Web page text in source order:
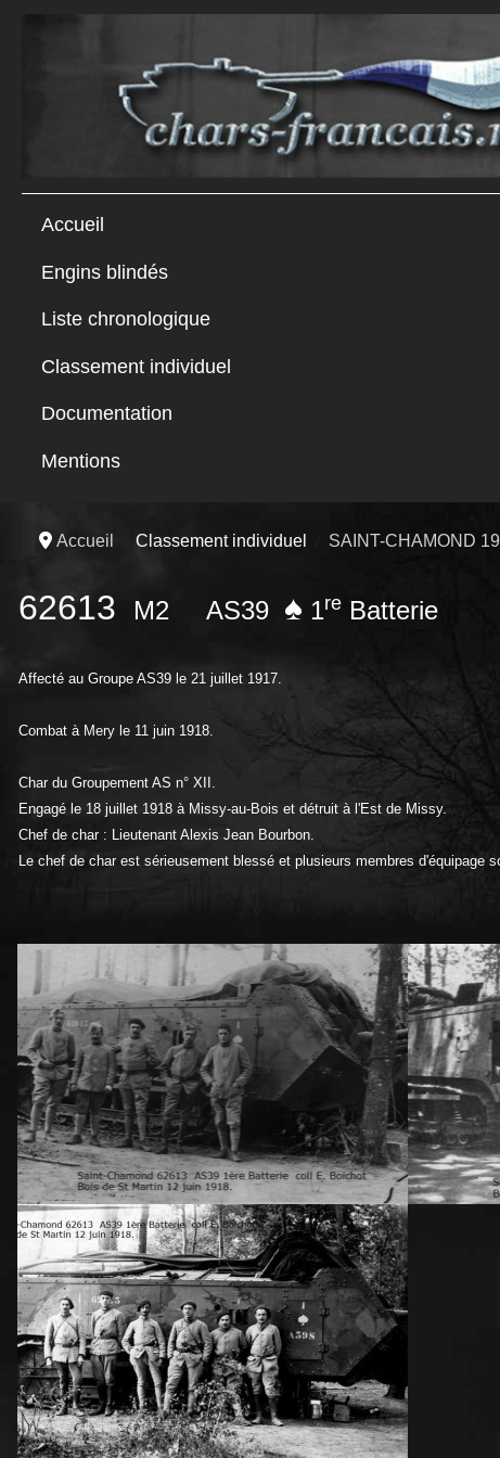
Accueil
Engins blindés
Liste chronologique
Classement individuel
Documentation
Mentions
Accueil Classement individuel SAINT-CHAMOND
62613 M2 AS39 ♠ 1re Batterie
Affecté au Groupe AS39 le 21 juillet 1917.
Combat à Mery le 11 juin 1918.
Char du Groupement AS n° XII.
Engagé le 18 juillet 1918 à Missy-au-Bois et détruit à l'Est de Missy.
Chef de char : Lieutenant Alexis Jean Bourbon.
Le chef de char est sérieusement blessé et plusieurs membres d'équipage